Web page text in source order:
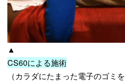
▲
CS60による施術
（カラダにたまった電子のゴミを